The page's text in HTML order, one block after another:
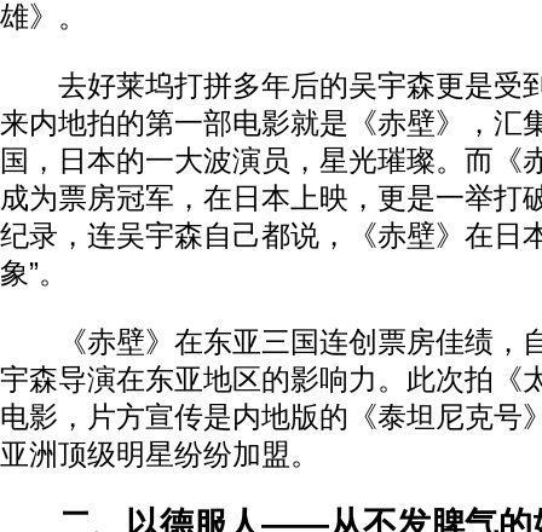
雄》。
去好莱坞打拼多年后的吴宇森更是受
来内地拍的第一部电影就是《赤壁》，汇
国，日本的一大波演员，星光璀璨。而《
成为票房冠军，在日本上映，更是一举打
纪录，连吴宇森自己都说，《赤壁》在日
象”。
《赤壁》在东亚三国连创票房佳绩，
宇森导演在东亚地区的影响力。此次拍《
电影，片方宣传是内地版的《泰坦尼克号
亚洲顶级明星纷纷加盟。
二、以德服人——从不发脾气的